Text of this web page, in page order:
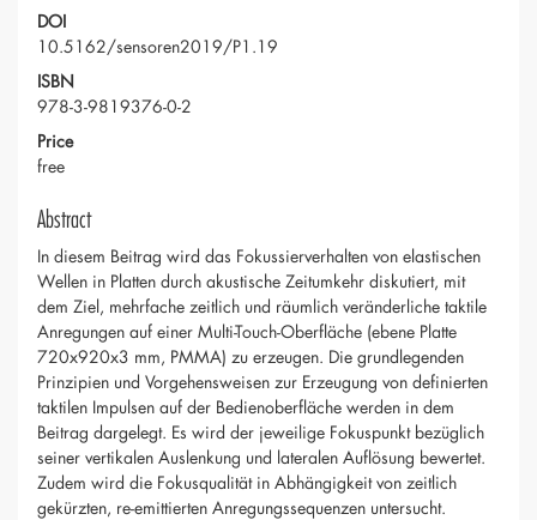
DOI
10.5162/sensoren2019/P1.19
ISBN
978-3-9819376-0-2
Price
free
Abstract
In diesem Beitrag wird das Fokussierverhalten von elastischen
Wellen in Platten durch akustische Zeitumkehr diskutiert, mit
dem Ziel, mehrfache zeitlich und räumlich veränderliche taktile
Anregungen auf einer Multi-Touch-Oberfläche (ebene Platte
720x920x3 mm, PMMA) zu erzeugen. Die grundlegenden
Prinzipien und Vorgehensweisen zur Erzeugung von definierten
taktilen Impulsen auf der Bedienoberfläche werden in dem
Beitrag dargelegt. Es wird der jeweilige Fokuspunkt bezüglich
seiner vertikalen Auslenkung und lateralen Auflösung bewertet.
Zudem wird die Fokusqualität in Abhängigkeit von zeitlich
gekürzten, re-emittierten Anregungssequenzen untersucht.